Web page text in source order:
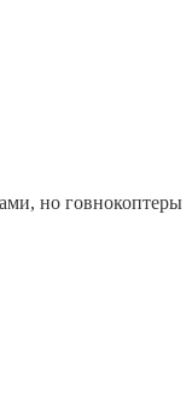
но говнокоптеры